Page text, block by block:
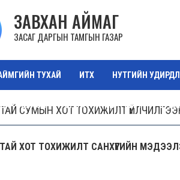
ЗАВХАН АЙМАГ
ЗАСАГ ДАРГЫН ТАМГЫН ГАЗАР
ТУХАЙ ИТХ НУТГИЙН
ЗӨВЛӨЛ ОРОН НУТГИЙН ӨМЧ ЗУРАГ
СУМЫН ХОТ ТОХИЖИЛТ
ХОТ ТОХИЖИЛТ САНХҮҮГИЙН